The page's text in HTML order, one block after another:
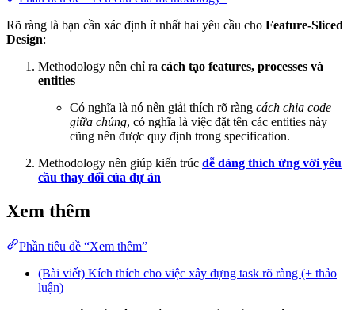
Rõ ràng là bạn cần xác định ít nhất hai yêu cầu cho Feature-Sliced
Design:
Methodology nên chỉ ra cách tạo features, processes và
entities
Có nghĩa là nó nên giải thích rõ ràng cách chia code
giữa chúng, có nghĩa là việc đặt tên các entities này
cũng nên được quy định trong specification.
Methodology nên giúp kiến trúc dễ dàng thích ứng với yêu
cầu thay đổi của dự án
Xem thêm
Phần tiêu đề “Xem thêm”
(Bài viết) Kích thích cho việc xây dựng task rõ ràng (+ thảo
luận)